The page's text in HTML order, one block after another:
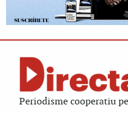
Periodisme cooperatiu